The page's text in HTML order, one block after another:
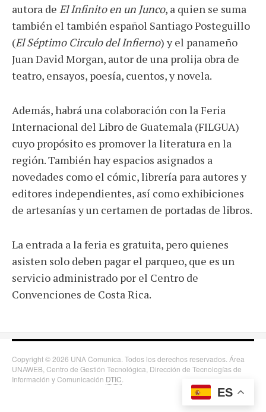
autora de El Infinito en un Junco, a quien se suma
también el también español Santiago Posteguillo
(El Séptimo Circulo del Infierno) y el panameño
Juan David Morgan, autor de una prolija obra de
teatro, ensayos, poesía, cuentos, y novela.
Además, habrá una colaboración con la Feria
Internacional del Libro de Guatemala (FILGUA)
cuyo propósito es promover la literatura en la
región. También hay espacios asignados a
novedades como el cómic, librería para autores y
editores independientes, así como exhibiciones
de artesanías y un certamen de portadas de libros.
La entrada a la feria es gratuita, pero quienes
asisten solo deben pagar el parqueo, que es un
servicio administrado por el Centro de
Convenciones de Costa Rica.
ES
Copyright © 2026 UNA Comunica. Todos los derechos reservados. Área
UNAWEB, Centro de Gestión Tecnológica, Dirección de Tecnologías de
Información y Comunicación DTIC